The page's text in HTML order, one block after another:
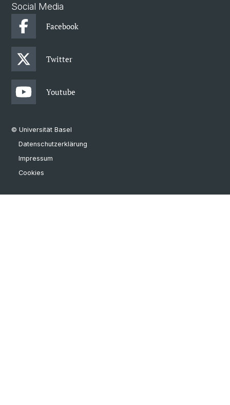
Social Media
Facebook
Twitter
Youtube
© Universität Basel
Datenschutzerklärung
Impressum
Cookies